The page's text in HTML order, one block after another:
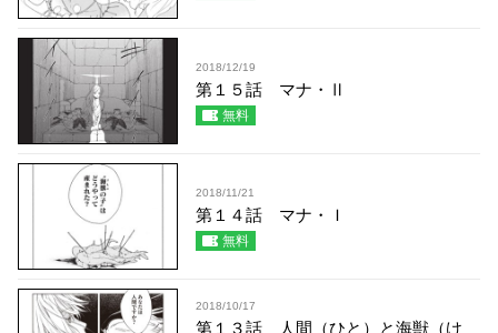
2018/12/19
第１５話 マナ・Ⅱ
無料
2018/11/21
第１４話 マナ・Ｉ
無料
2018/10/17
第１３話 人間（ひと）と海獣（け